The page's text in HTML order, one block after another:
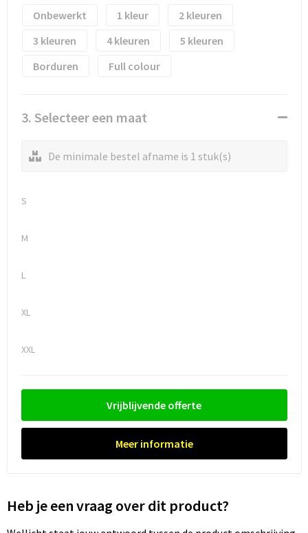
Onbewerkt
1
2
3
4
5
Borduren
Full colour
3. Selecteer een maat
De minimale bestel afname is 1 stuk(s)
S
M
L
XL
XXL
Vrijblijvende offerte
Meer informatie
Heb je een vraag over dit product?